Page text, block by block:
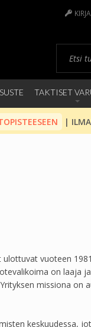
TAKTISET
|
vuoteen
on laaja
missiona on
keskuudessa,